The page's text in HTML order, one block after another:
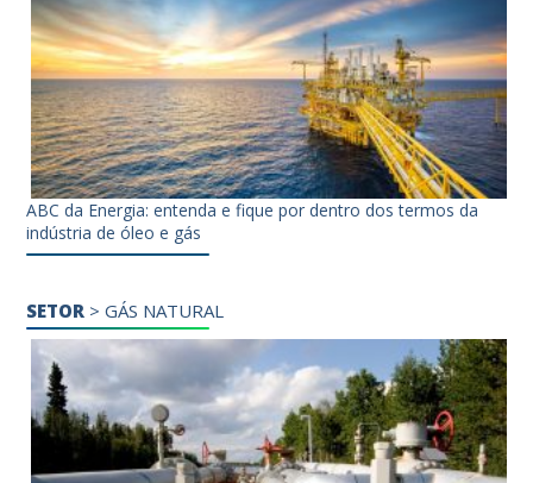
ABC da Energia: entenda e fique por dentro dos termos da
indústria de óleo e gás
SETOR >GÁS NATURAL